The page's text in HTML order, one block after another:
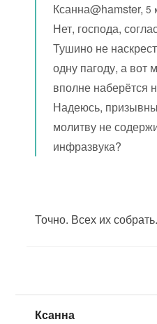
Ксанна@hamster,5
Нет, господа,
Тушино не
одну пагоду, а вот
вполне наберётся
Надеюсь,
молитву не
инфразвука?
Точно. Всех их
Ксанна